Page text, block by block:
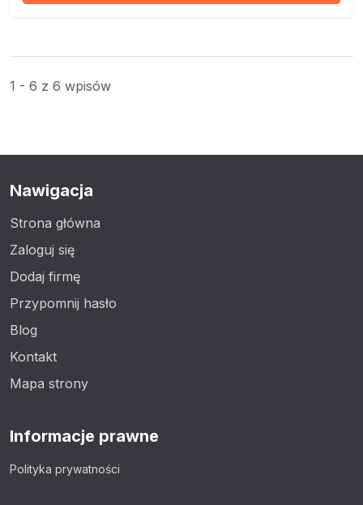
1 - 6 z 6 wpisów
Nawigacja
Strona główna
Zaloguj się
Dodaj firmę
Przypomnij hasło
Blog
Kontakt
Mapa strony
Informacje prawne
Polityka prywatności